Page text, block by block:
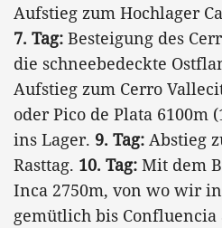
Aufstieg zum Hochlager
7. Tag: Besteigung des
die schneebedeckte
Aufstieg zum Cerro
oder Pico de Plata 6100m
ins Lager. 9. Tag: Abstieg
Rasttag. 10. Tag: Mit dem
Inca 2750m, von wo wir in
gemütlich bis Confluencia